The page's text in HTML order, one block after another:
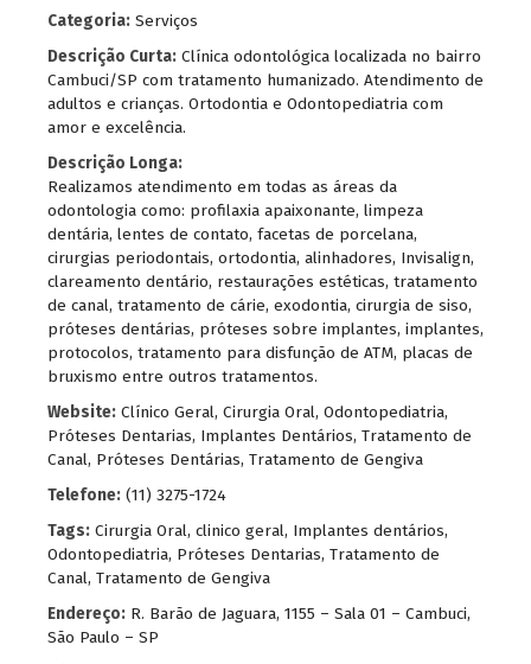
Categoria: Serviços
Descrição Curta: Clínica odontológica localizada no bairro
Cambuci/SP com tratamento humanizado. Atendimento de
adultos e crianças. Ortodontia e Odontopediatria com
amor e excelência.
Descrição Longa:
Realizamos atendimento em todas as áreas da
odontologia como: profilaxia apaixonante, limpeza
dentária, lentes de contato, facetas de porcelana,
cirurgias periodontais, ortodontia, alinhadores, Invisalign,
clareamento dentário, restaurações estéticas, tratamento
de canal, tratamento de cárie, exodontia, cirurgia de siso,
próteses dentárias, próteses sobre implantes, implantes,
protocolos, tratamento para disfunção de ATM, placas de
bruxismo entre outros tratamentos.
Website: Clínico Geral, Cirurgia Oral, Odontopediatria,
Próteses Dentarias, Implantes Dentários, Tratamento de
Canal, Próteses Dentárias, Tratamento de Gengiva
Telefone: (11) 3275-1724
Tags: Cirurgia Oral, clinico geral, Implantes dentários,
Odontopediatria, Próteses Dentarias, Tratamento de
Canal, Tratamento de Gengiva
Endereço: R. Barão de Jaguara, 1155 – Sala 01 – Cambuci,
São Paulo – SP